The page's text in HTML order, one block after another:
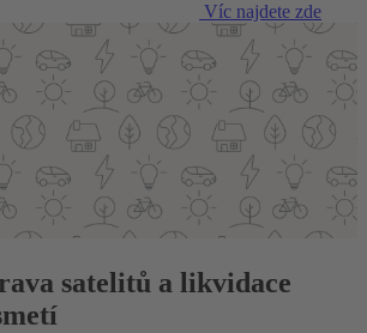
Víc najdete zde
satelitů a likvidace